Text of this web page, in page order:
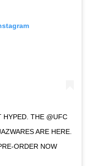
HYPED. THE @UFC
ARE HERE.
ORDER NOW
⠀⠀⠀⠀⠀⠀⠀⠀⠀